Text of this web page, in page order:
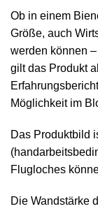
Ob in einem
Größe, auch
werden können
gilt das Produkt
Möglichkeit im
Das Produktbild
Flugloches
Die Wandstärke